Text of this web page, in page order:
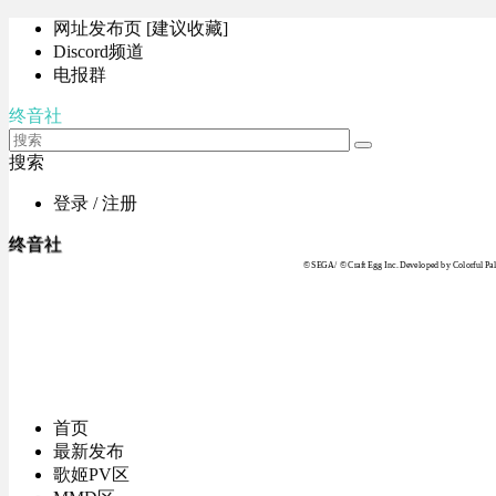
网址发布页 [建议收藏]
Discord频道
电报群
终音社
搜索
登录 / 注册
终音社
© SEGA / © Craft Egg Inc. Developed by Colorful
首页
最新发布
歌姬PV区